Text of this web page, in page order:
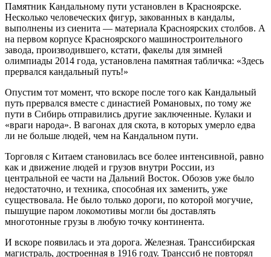
Памятник Кандальному пути установлен в Красноярске.
Несколько человеческих фигур, закованных в кандалы,
выполнены из сиенита — материала Красноярских столбов. А
на первом корпусе Красноярского машиностроительного
завода, производившего, кстати, факелы для зимней
олимпиады 2014 года, установлена памятная табличка: «Здесь
прервался кандальный путь!»
Опустим тот момент, что вскоре после того как Кандальный
путь прервался вместе с династией Романовых, по тому же
пути в Сибирь отправились другие заключенные. Кулаки и
«враги народа». В вагонах для скота, в которых умерло едва
ли не больше людей, чем на Кандальном пути.
Торговля с Китаем становилась все более интенсивной, равно
как и движение людей и грузов внутри России, из
центральной ее части на Дальний Восток. Обозов уже было
недостаточно, и техника, способная их заменить, уже
существовала. Не было только дороги, по которой могучие,
пышущие паром локомотивы могли бы доставлять
многотонные грузы в любую точку континента.
И вскоре появилась и эта дорога. Железная. Транссибирская
магистраль, достроенная в 1916 году. Транссиб не повторял